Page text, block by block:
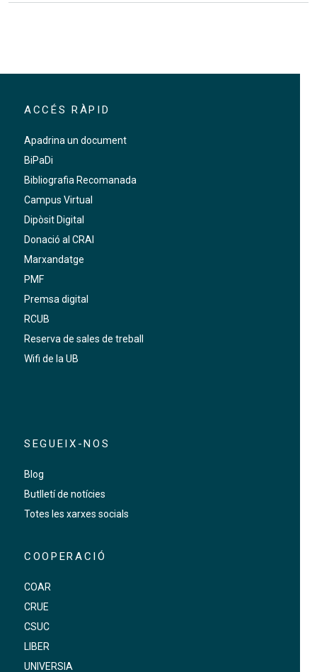
ACCÉS RÀPID
Apadrina un document
BiPaDi
Bibliografia Recomanada
Campus Virtual
Dipòsit Digital
Donació al CRAI
Marxandatge
PMF
Premsa digital
RCUB
Reserva de sales de treball
Wifi de la UB
SEGUEIX-NOS
Blog
Butlletí de notícies
Totes les xarxes socials
COOPERACIÓ
COAR
CRUE
CSUC
LIBER
UNIVERSIA